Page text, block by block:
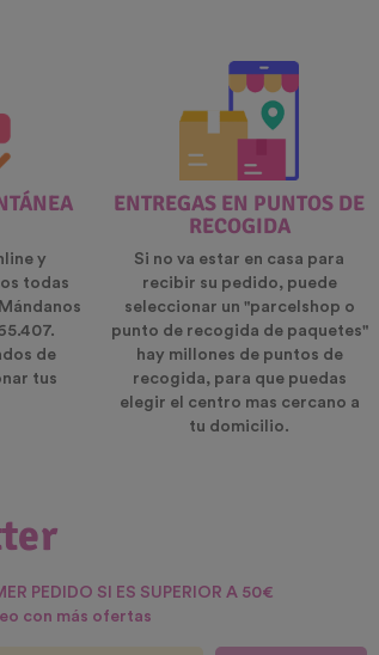
y
todas
de
tus
ENTREGAS EN PUNTOS DE
RECOGIDA
Si no va estar en casa para
recibir su pedido, puede
seleccionar un "parcelshop o
punto de recogida de paquetes"
hay millones de puntos de
recogida, para que puedas
elegir el centro mas cercano a
tu domicilio.
PEDIDO SI ES SUPERIOR A 50€
con más ofertas